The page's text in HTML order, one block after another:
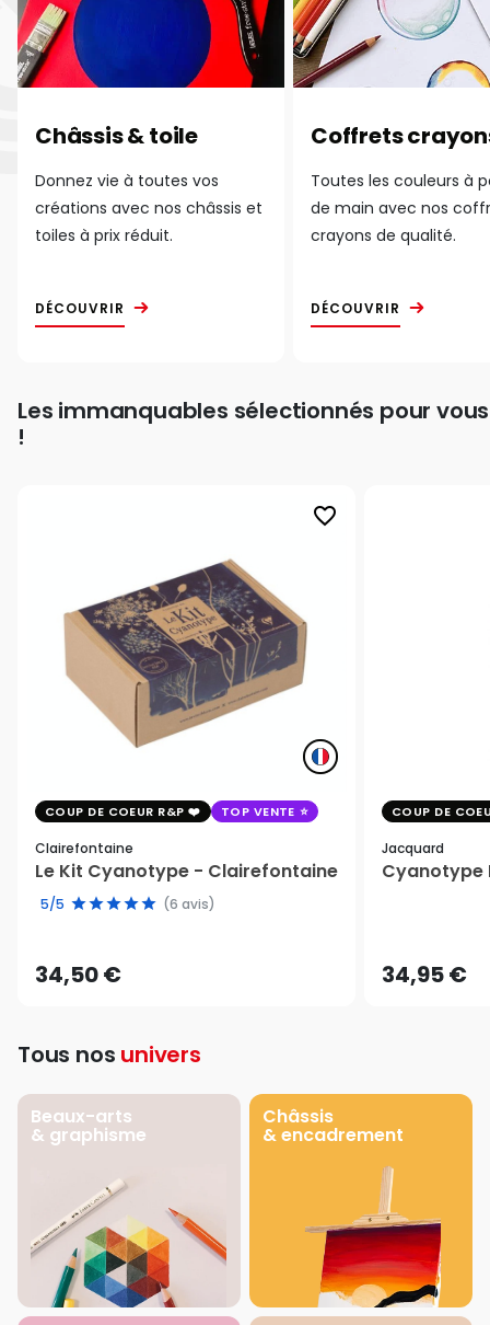
Châssis & toile
Donnez vie à toutes vos
créations avec nos châssis et
toiles à prix réduit.
DÉCOUVRIR
Coffrets
Toutes les couleurs à
de main avec nos
crayons de qualité.
DÉCOUVRIR
Les immanquables sélectionnés pour vous
!
favorite_border
COUP DE COEUR R&P TOP VENTE
Clairefontaine
Le Kit Cyanotype - Clairefontaine
5/5 (6 avis)
34,50 €
COUP DE
Jacquard
Cyanotype
34,95 €
Tous nos univers
Beaux-arts
& graphisme
Châssis
& encadrement